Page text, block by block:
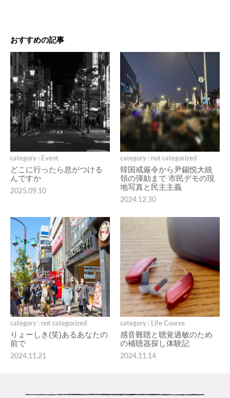
おすすめの記事
category : Event
どこに行ったら息がつける
んですか
2025.09.10
category : not categorized
韓国戒厳令から尹錫悦大統
領の弾劾まで 市民デモの現
地写真と民主主義
2024.12.30
category : not categorized
りょーしき(笑)あるあなたの
前で
2024.11.21
category : Life Course
感音難聴と聴覚過敏のため
の補聴器探し体験記
2024.11.14